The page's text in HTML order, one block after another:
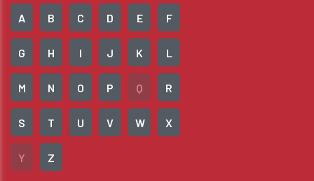
A B C D E F
G H I J K L
M N O P Q R
S T U V W X
Y Z